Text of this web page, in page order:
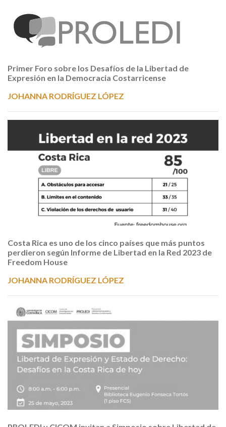
Primer Foro sobre los Desafíos de la Libertad de
Expresión en la Democracia Costarricense
JOHANNA RODRÍGUEZ LÓPEZ
Costa Rica es uno de los cinco países que más puntos
perdieron según Informe de Libertad en la Red 2023 de
Freedom House
JOHANNA RODRÍGUEZ LÓPEZ